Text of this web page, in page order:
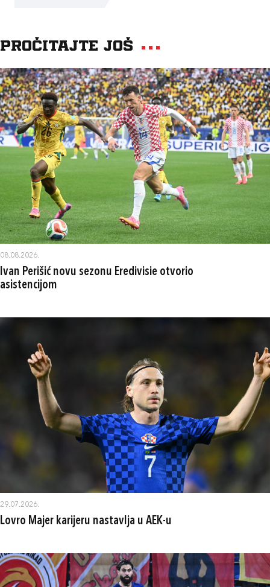
Pročitajte još
08.08.2026.
Ivan Perišić novu sezonu Eredivisie otvorio
asistencijom
29.07.2026.
Lovro Majer karijeru nastavlja u AEK-u